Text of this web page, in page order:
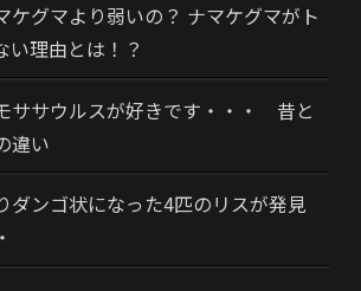
ケグマより弱いの？ ナマケグマがト
い理由とは！？
ササウルスが好きです・・・ 昔と
違い
ダンゴ状になった4匹のリスが発見